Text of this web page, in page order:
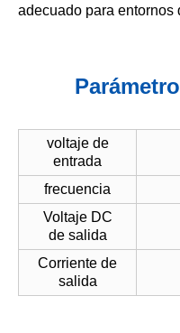
adecuado para entornos
voltaje de
entrada
frecuencia
Voltaje DC
de salida
Corriente de
salida